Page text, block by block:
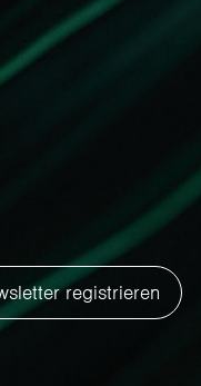
der
an. Die
oder
wie die Natur
registrieren